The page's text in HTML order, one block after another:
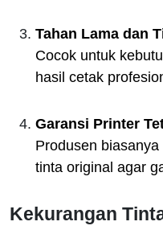
Tahan Lama dan
Cocok untuk
hasil cetak
Garansi Printer
Produsen
tinta original agar
Kekurangan